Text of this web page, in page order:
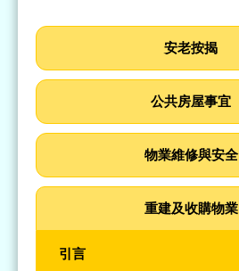
安老按揭
公共房屋事宜
物業維修與安全
重建及收購物業
引言